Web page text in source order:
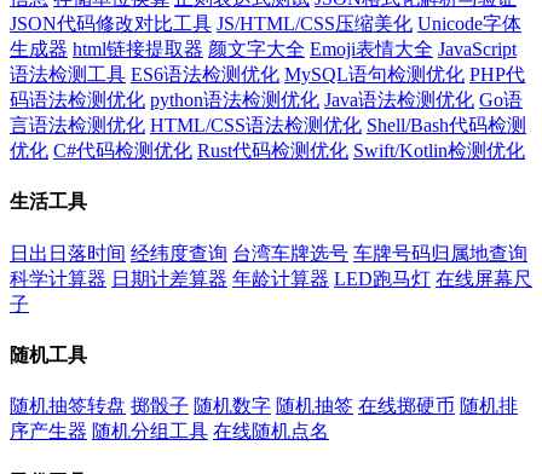
JSON代码修改对比工具 JS/HTML/CSS压缩美化 Unicode字体
生成器 html链接提取器 颜文字大全 Emoji表情大全 JavaScript
语法检测工具 ES6语法检测优化 MySQL语句检测优化 PHP代
码语法检测优化 python语法检测优化 Java语法检测优化 Go语
言语法检测优化 HTML/CSS语法检测优化 Shell/Bash代码检测
优化 C#代码检测优化 Rust代码检测优化 Swift/Kotlin检测优化
生活工具
日出日落时间 经纬度查询 台湾车牌选号 车牌号码归属地查询
科学计算器 日期计差算器 年龄计算器 LED跑马灯 在线屏幕尺
子
随机工具
随机抽签转盘 掷骰子 随机数字 随机抽签 在线掷硬币 随机排
序产生器 随机分组工具 在线随机点名